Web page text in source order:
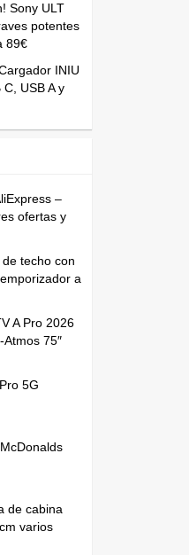
Sony ULT
potentes
89€
INIU
USB A y
–
ofertas y
techo con
a
A Pro 2026
75″
5G
de cabina
varios